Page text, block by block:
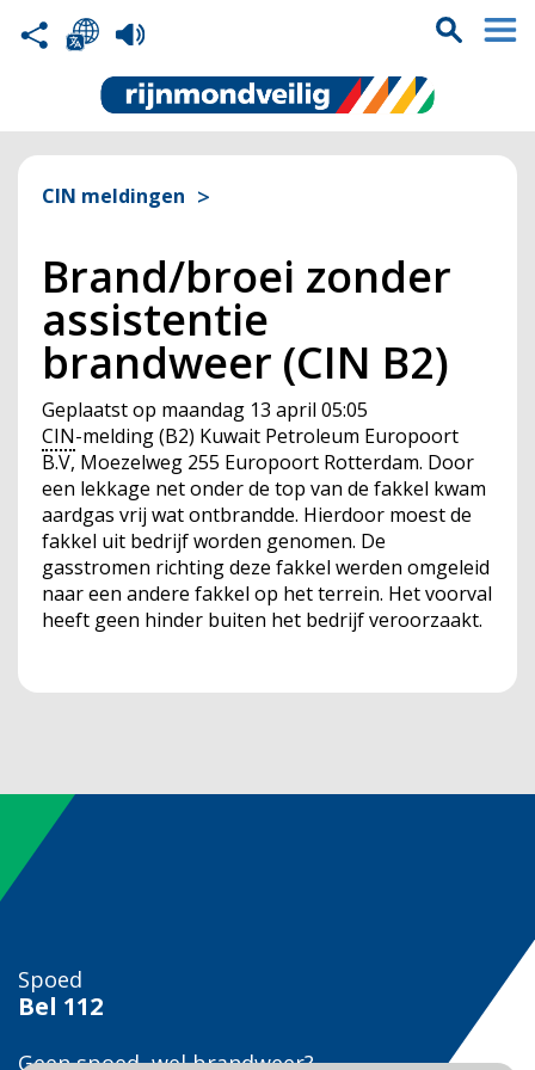
CIN meldingen
Brand/broei zonder
assistentie
brandweer (CIN B2)
Geplaatst op maandag 13 april 05:05
CIN-melding (B2) Kuwait Petroleum Europoort
B.V, Moezelweg 255 Europoort Rotterdam. Door
een lekkage net onder de top van de fakkel kwam
aardgas vrij wat ontbrandde. Hierdoor moest de
fakkel uit bedrijf worden genomen. De
gasstromen richting deze fakkel werden omgeleid
naar een andere fakkel op het terrein. Het voorval
heeft geen hinder buiten het bedrijf veroorzaakt.
Spoed
Bel 112
Geen spoed, wel brandweer?